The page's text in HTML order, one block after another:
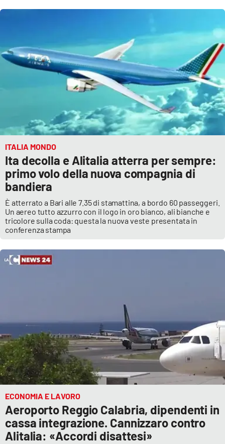
Le perfidie di Antonella Grippo
Venti di comunicazione
LaC TV
LaC Network
LaC OnAir
EDIZIONI
LOCALI
Reggio Calabria
Cosenza
Lamezia Terme
PROGETTI
SPECIALI
Buona Sanità Calabria
ITALIA MONDO
Ita decolla e Alitalia atterra per sempre:
primo volo della nuova compagnia di
bandiera
È atterrato a Bari alle 7.35 di stamattina, a bordo 60 passeggeri.
Un aereo tutto azzurro con il logo in oro bianco, ali bianche e
tricolore sulla coda: questa la nuova veste presentata in
conferenza stampa
ECONOMIA E LAVORO
Aeroporto Reggio Calabria, dipendenti in
cassa integrazione. Cannizzaro contro
Alitalia: «Accordi disattesi»